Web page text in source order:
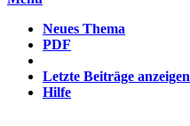
Neues Thema
PDF
Letzte Beiträge anzeigen
Hilfe